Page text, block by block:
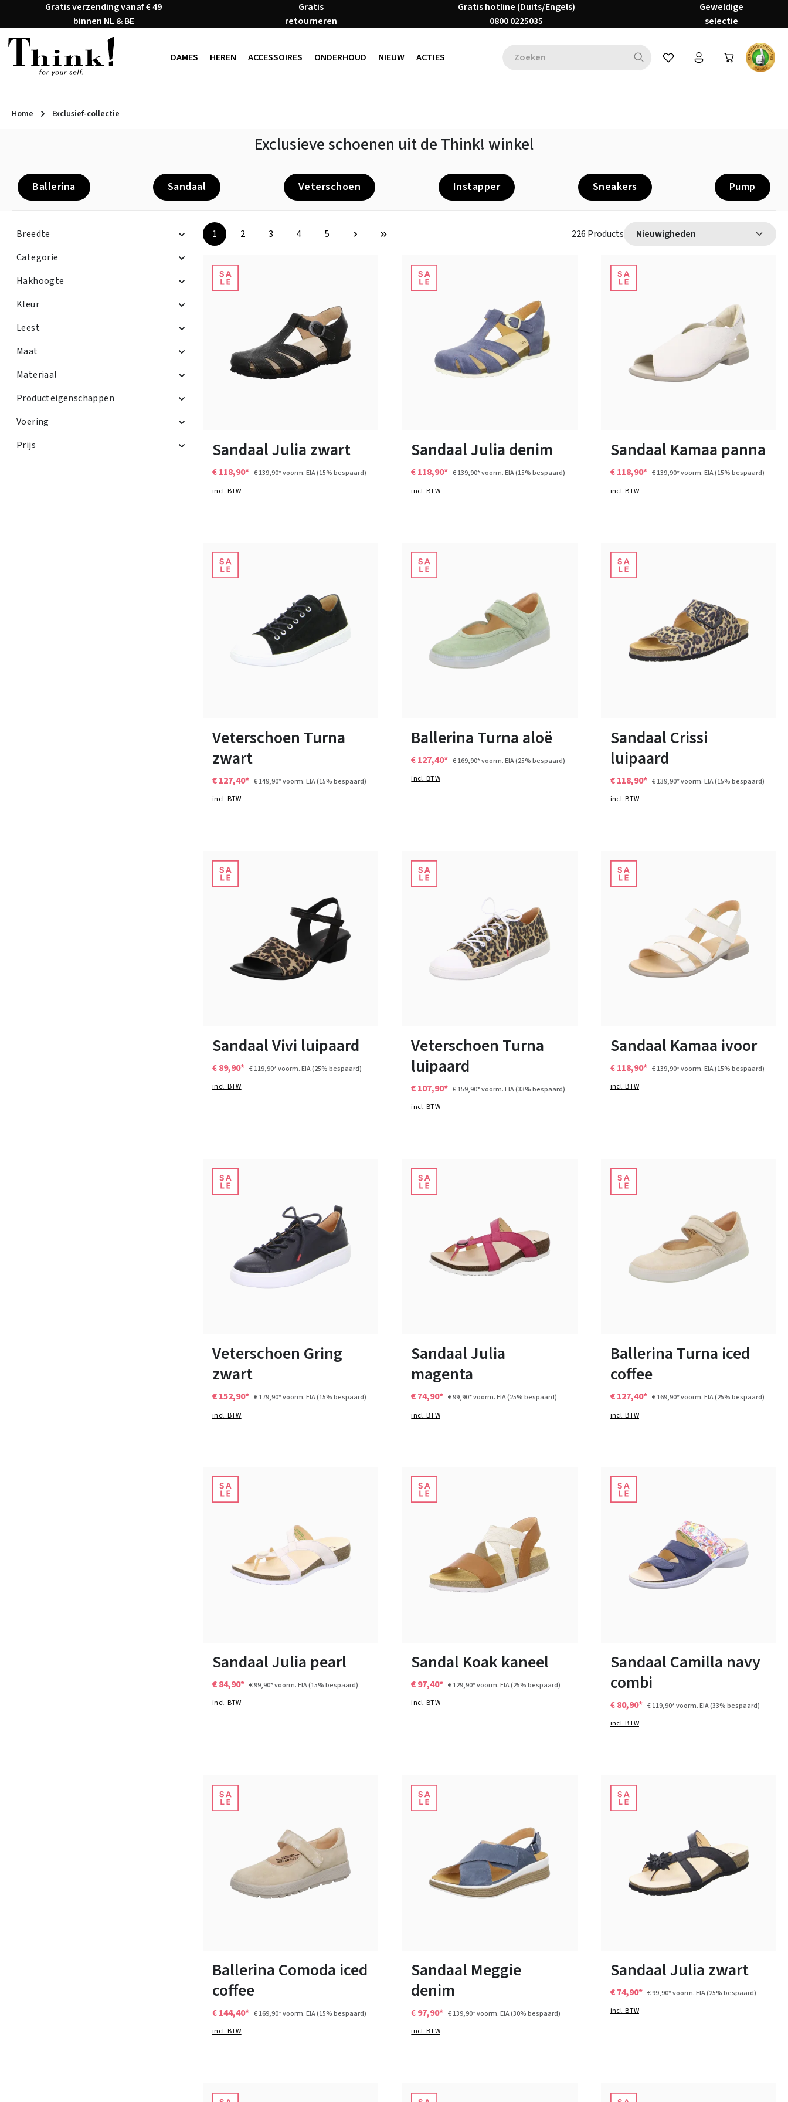
de hoofdinhoud
Ga naar de zoekopdracht
Ga naar de hoofdnavigatie
Gratis verzending vanaf € 49
binnen NL & BE
Gratis
retourneren
Gratis hotline (Duits/Engels)
0800 0225035
Geweldige
selectie
DAMES HEREN ACCESSOIRES ONDERHOUD NIEUW ACTIES Je hebt 0 items op je
Home Exclusief-collectie
Exclusieve schoenen uit de Think! winkel
Ballerina Sandaal Veterschoen Instapper Sneakers Pump
Breedte
Categorie
Hakhoogte
Kleur
Leest
Maat
Materiaal
Producteigenschappen
Voering
Prijs
Pagina
1 Pagina
2 Pagina
3 Pagina
4 Pagina
5 226 Products
Sandaal Julia zwart
€ 118,90* € 139,90*voorm. EIA(15% bespaard)
incl. BTW
Sandaal Julia denim
€ 118,90* € 139,90*voorm. EIA(15% bespaard)
incl. BTW
Sandaal Kamaa panna
€ 118,90* € 139,90*voorm. EIA(15% bespaard)
incl. BTW
Veterschoen Turna
zwart
€ 127,40* € 149,90*voorm. EIA(15% bespaard)
incl. BTW
Ballerina Turna aloë
€ 127,40* € 169,90*voorm. EIA(25% bespaard)
incl. BTW
Sandaal Crissi
luipaard
€ 118,90* € 139,90*voorm. EIA(15% bespaard)
incl. BTW
Sandaal Vivi luipaard
€ 89,90* € 119,90*voorm. EIA(25% bespaard)
incl. BTW
Veterschoen Turna
luipaard
€ 107,90* € 159,90*voorm. EIA(33% bespaard)
incl. BTW
Sandaal Kamaa ivoor
€ 118,90* € 139,90*voorm. EIA(15% bespaard)
incl. BTW
Veterschoen Gring
zwart
€ 152,90* € 179,90*voorm. EIA(15% bespaard)
incl. BTW
Sandaal Julia
magenta
€ 74,90* € 99,90*voorm. EIA(25% bespaard)
incl. BTW
Ballerina Turna iced
coffee
€ 127,40* € 169,90*voorm. EIA(25% bespaard)
incl. BTW
Sandaal Julia pearl
€ 84,90* € 99,90*voorm. EIA(15% bespaard)
incl. BTW
Sandal Koak kaneel
€ 97,40* € 129,90*voorm. EIA(25% bespaard)
incl. BTW
Sandaal Camilla navy
combi
€ 80,90* € 119,90*voorm. EIA(33% bespaard)
incl. BTW
Ballerina Comoda iced
coffee
€ 144,40* € 169,90*voorm. EIA(15% bespaard)
incl. BTW
Sandaal Meggie
denim
€ 97,90* € 139,90*voorm. EIA(30% bespaard)
incl. BTW
Sandaal Julia zwart
€ 74,90* € 99,90*voorm. EIA(25% bespaard)
incl. BTW